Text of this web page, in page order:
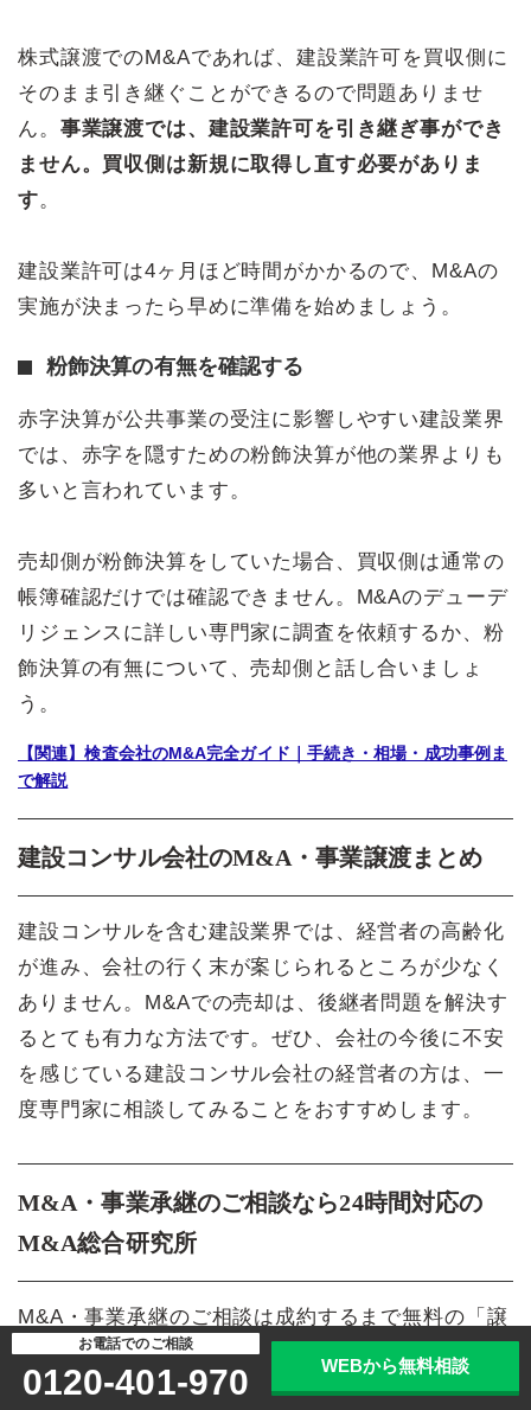
株式譲渡でのM&Aであれば、建設業許可を買収側に
そのまま引き継ぐことができるので問題ありませ
ん。 事業譲渡では、建設業許可を引き継ぎ事ができ
ません。買収側は新規に取得し直す必要がありま
す。
建設業許可は4ヶ月ほど時間がかかるので、M&Aの
実施が決まったら早めに準備を始めましょう。
粉飾決算の有無を確認する
赤字決算が公共事業の受注に影響しやすい建設業界
では、赤字を隠すための粉飾決算が他の業界よりも
多いと言われています。
売却側が粉飾決算をしていた場合、買収側は通常の
帳簿確認だけでは確認できません。M&Aのデューデ
リジェンスに詳しい専門家に調査を依頼するか、粉
飾決算の有無について、売却側と話し合いましょ
う。
【関連】検査会社のM&A完全ガイド｜手続き・相場・成功事例ま
で解説
建設コンサル会社のM&A・事業譲渡まとめ
建設コンサルを含む建設業界では、経営者の高齢化
が進み、会社の行く末が案じられるところが少なく
ありません。M&Aでの売却は、後継者問題を解決す
るとても有力な方法です。ぜひ、会社の今後に不安
を感じている建設コンサル会社の経営者の方は、一
度専門家に相談してみることをおすすめします。
M&A・事業承継のご相談なら24時間対応の
M&A総合研究所
M&A・事業承継のご相談は成約するまで無料の「譲
渡企業様完全成功報酬制」のM&A総合研究所にご相
談ください。
お電話でのご相談
0120-401-970 WEBから無料相談